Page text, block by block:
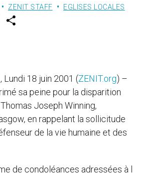
ZENIT STAFF EGLISES LOCALES
w
Lundi 18 juin 2001 (ZENIT.org) –
sa peine pour la disparition
Joseph Winning,
en rappelant la sollicitude
de la vie humaine et des
de condoléances adressées à l